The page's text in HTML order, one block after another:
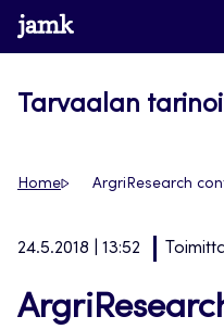
Siirry
suoraan
www.jamk.fi
Tarvaalan
Home ArgriResearch
24.5.2018 | 13:52